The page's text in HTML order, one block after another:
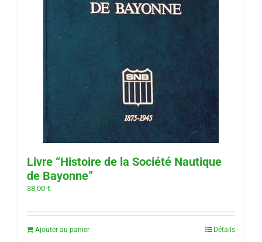
Livre “Histoire de la Société Nautique
de Bayonne”
38,00 €
Ajouter au panier Détails